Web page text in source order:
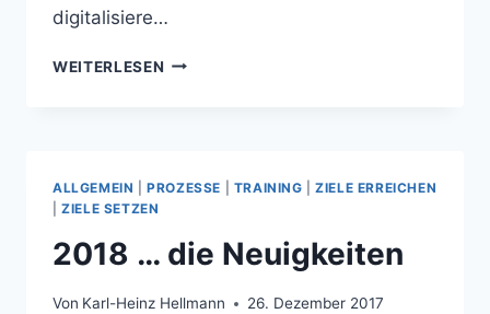
digitalisiere…
WEITERLESEN 2019
ALLGEMEIN |PROZESSE TRAINING |ZIELE ERREICHEN
|ZIELE SETZEN
2018 … die Neuigkeiten
Von Karl-Heinz Hellmann 26. Dezember 2017